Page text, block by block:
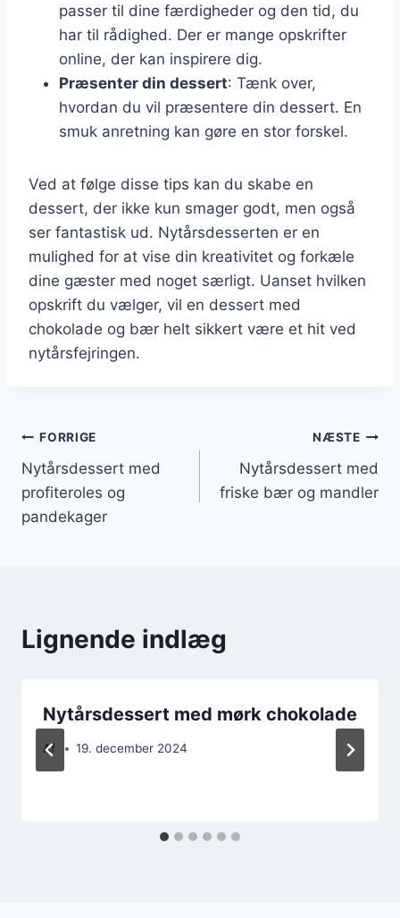
passer til dine færdigheder og den tid, du
har til rådighed. Der er mange opskrifter
online, der kan inspirere dig.
Præsenter din dessert: Tænk over,
hvordan du vil præsentere din dessert. En
smuk anretning kan gøre en stor forskel.
Ved at følge disse tips kan du skabe en
dessert, der ikke kun smager godt, men også
ser fantastisk ud. Nytårsdesserten er en
mulighed for at vise din kreativitet og forkæle
dine gæster med noget særligt. Uanset hvilken
opskrift du vælger, vil en dessert med
chokolade og bær helt sikkert være et hit ved
nytårsfejringen.
Indlægsnavigation
FORRIGE
Nytårsdessert med
profiteroles og
pandekager
NÆSTE
Nytårsdessert med
friske bær og mandler
Lignende indlæg
Nytårsdessert med mørk chokolade
Af 19. december 2024